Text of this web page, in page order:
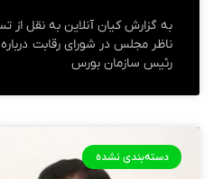
به گزارش کیان آنلاین به نقل از
ناظر مجلس در شورای رقابت
رئیس سازمان بورس
دسته‌بندی نشده